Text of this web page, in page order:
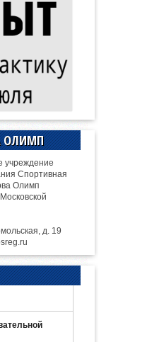
ОЛИМП
учреждение
Спортивная
Олимп
д. 19